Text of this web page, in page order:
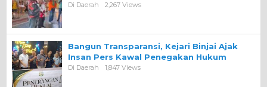
Di Daerah 2,267 Views
Bangun Transparansi, Kejari Binjai Ajak
Insan Pers Kawal Penegakan Hukum
Di Daerah 1,847 Views